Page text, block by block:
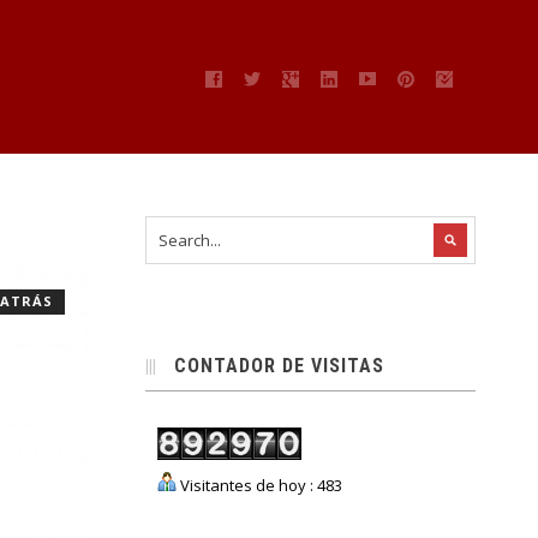
CONTADOR DE VISITAS
Visitantes de hoy : 483